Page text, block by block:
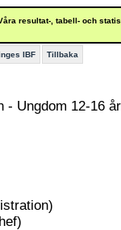
resultat-, tabell- och
IBF Tillbaka
- Ungdom 12-16 år